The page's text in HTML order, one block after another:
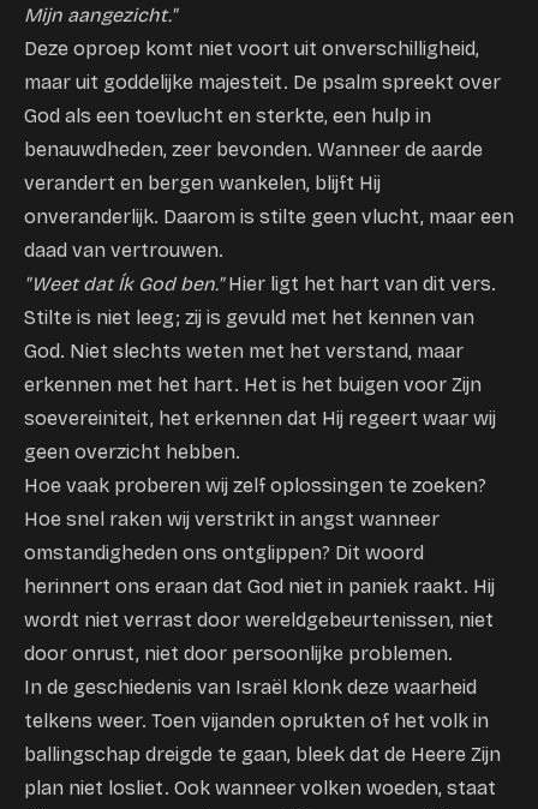
Mijn aangezicht."
Deze oproep komt niet voort uit onverschilligheid,
maar uit goddelijke majesteit. De psalm spreekt over
God als een toevlucht en sterkte, een hulp in
benauwdheden, zeer bevonden. Wanneer de aarde
verandert en bergen wankelen, blijft Hij
onveranderlijk. Daarom is stilte geen vlucht, maar een
daad van vertrouwen.
"Weet dat Ík God ben."Hier ligt het hart van dit vers.
Stilte is niet leeg; zij is gevuld met het kennen van
God. Niet slechts weten met het verstand, maar
erkennen met het hart. Het is het buigen voor Zijn
soevereiniteit, het erkennen dat Hij regeert waar wij
geen overzicht hebben.
Hoe vaak proberen wij zelf oplossingen te zoeken?
Hoe snel raken wij verstrikt in angst wanneer
omstandigheden ons ontglippen? Dit woord
herinnert ons eraan dat God niet in paniek raakt. Hij
wordt niet verrast door wereldgebeurtenissen, niet
door onrust, niet door persoonlijke problemen.
In de geschiedenis van Israël klonk deze waarheid
telkens weer. Toen vijanden oprukten of het volk in
ballingschap dreigde te gaan, bleek dat de Heere Zijn
plan niet losliet. Ook wanneer volken woeden, staat